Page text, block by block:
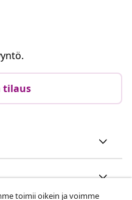
tilaus
toimii oikein ja voimme